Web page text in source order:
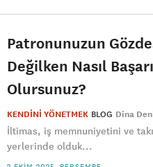
Patronunuzun
Değilken Nasıl
Olursunuz?
KENDİNİ YÖNETMEK BLOG Dina
İltimas, iş memnuniyetini ve
yerlerinde olduk...